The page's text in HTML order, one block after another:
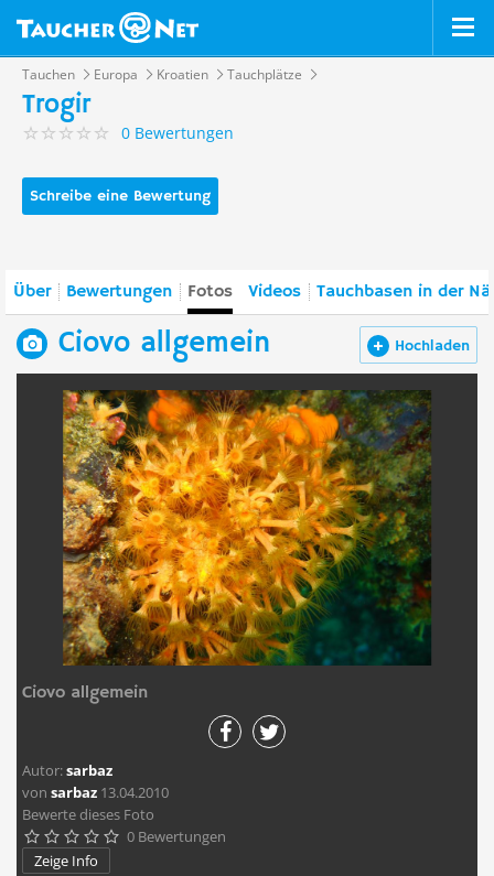
Tauchen Europa Kroatien Tauchplätze
Trogir
0 Bewertungen
Schreibe eine Bewertung
Über Bewertungen Fotos Videos Tauchbasen in der
Hochladen
Ciovo allgemein
Ciovo allgemein
Autor:sarbaz
von sarbaz 13.04.2010
Bewerte dieses Foto
     0 Bewertungen
Zeige Info